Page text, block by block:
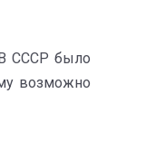
В СССР было
возможно